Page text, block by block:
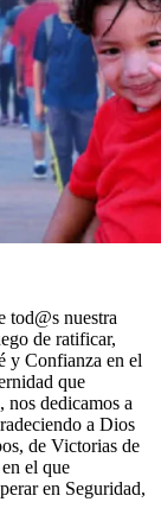
tod@s nuestra
de ratificar,
y Confianza en el
que
nos dedicamos a
a Dios
de Victorias de
el que
en Seguridad,